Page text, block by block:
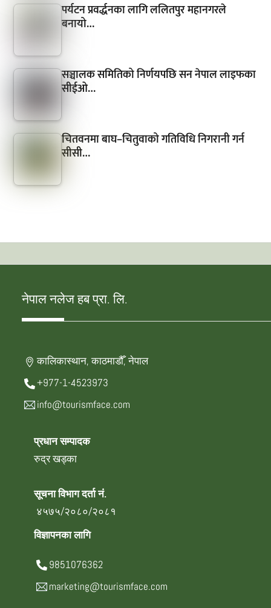
पर्यटन प्रवर्द्धनका लागि ललितपुर महानगरले
बनायो…
सञ्चालक समितिको निर्णयपछि सन नेपाल लाइफका
सीईओ…
चितवनमा बाघ–चितुवाको गतिविधि निगरानी गर्न
सीसी…
नेपाल नलेज हब प्रा. लि.
कालिकास्थान, काठमाडौँ, नेपाल
+977-1-4523973
info@tourismface.com
प्रधान सम्पादक
रुद्र खड्का
सूचना विभाग दर्ता नं.
४५७५/२०८०/२०८१
विज्ञापनका लागि
9851076362
marketing@tourismface.com